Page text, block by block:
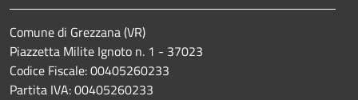
Comune di Grezzana (VR)
Piazzetta Milite Ignoto n. 1 - 37023
Codice Fiscale: 00405260233
Partita IVA: 00405260233